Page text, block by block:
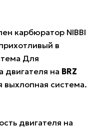
карбюратор NIBBI
в
Для
двигателя на BRZ
выхлопная система.
двигателя на